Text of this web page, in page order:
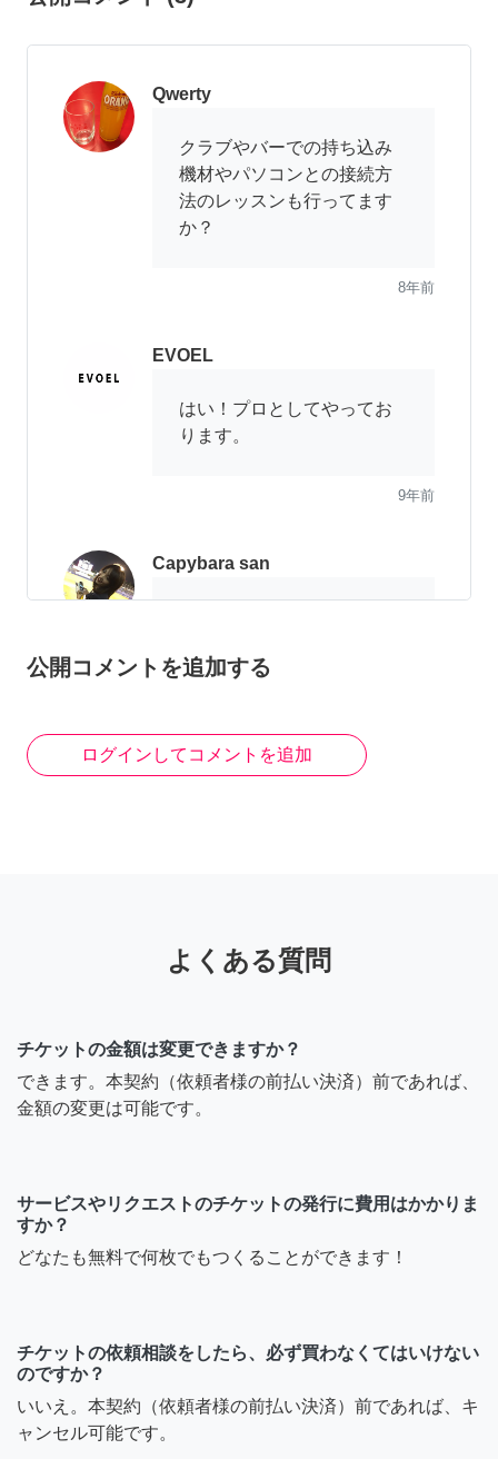
Qwerty
クラブやバーでの持ち込み
機材やパソコンとの接続方
法のレッスンも行ってます
か？
8年前
EVOEL
はい！プロとしてやってお
ります。
9年前
Capybara san
公開コメントを追加する
ログインしてコメントを追加
よくある質問
チケットの金額は変更できますか？
できます。本契約（依頼者様の前払い決済）前であれば、
金額の変更は可能です。
サービスやリクエストのチケットの発行に費用はかかりま
すか？
どなたも無料で何枚でもつくることができます！
チケットの依頼相談をしたら、必ず買わなくてはいけない
のですか？
いいえ。本契約（依頼者様の前払い決済）前であれば、キ
ャンセル可能です。